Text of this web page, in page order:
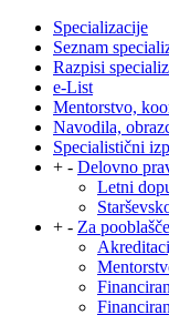
Specializacije
Seznam
Razpisi
e-List
Mentorstvo,
Navodila,
Specialistični
+ - Delovno
Letni
+ - Za